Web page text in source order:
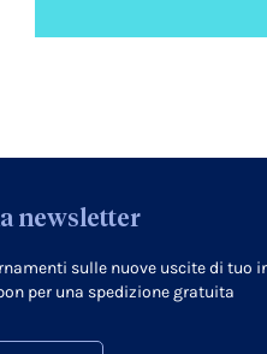
newsletter
sulle nuove uscite di tuo
per una spedizione gratuita